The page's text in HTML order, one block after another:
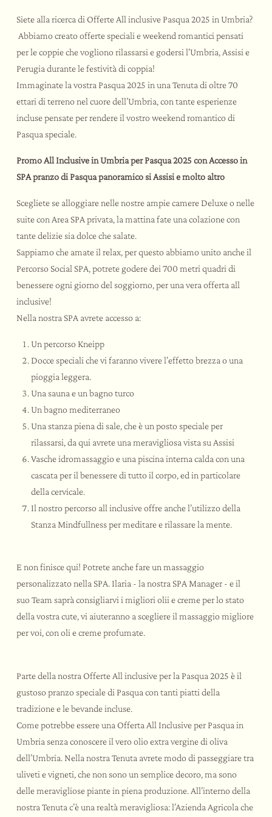
Rituali di benessere
Palestra
Matrimoni ed eventi
Le esperienze
Bike Hotel
Attività e sport
Assaggi e corsi
Assisi e dintorni
Siete alla ricerca di Offerte All inclusive Pasqua 2025 in Umbria?
Abbiamo creato offerte speciali e weekend romantici pensati
per le coppie che vogliono rilassarsi e godersi l’Umbria, Assisi e
Perugia durante le festività di coppia!
Immaginate la vostra Pasqua 2025 in una Tenuta di oltre 70
ettari di terreno nel cuore dell’Umbria, con tante esperienze
incluse pensate per rendere il vostro weekend romantico di
Pasqua speciale.
Promo All Inclusive in Umbria per Pasqua 2025 con Accesso in
SPA pranzo di Pasqua panoramico si Assisi e molto altro
Scegliete se alloggiare nelle nostre ampie camere Deluxe o nelle
suite con Area SPA privata, la mattina fate una colazione con
tante delizie sia dolce che salate.
Sappiamo che amate il relax, per questo abbiamo unito anche il
Percorso Social SPA, potrete godere dei 700 metri quadri di
benessere ogni giorno del soggiorno, per una vera offerta all
inclusive!
Nella nostra SPA avrete accesso a:
Un percorso Kneipp
Docce speciali che vi faranno vivere l’effetto brezza o una
pioggia leggera.
Una sauna e un bagno turco
Un bagno mediterraneo
Una stanza piena di sale, che è un posto speciale per
rilassarsi, da qui avrete una meravigliosa vista su Assisi
Vasche idromassaggio e una piscina interna calda con una
cascata per il benessere di tutto il corpo, ed in particolare
della cervicale.
Il nostro percorso all inclusive offre anche l’utilizzo della
Stanza Mindfullness per meditare e rilassare la mente.
E non finisce qui! Potrete anche fare un massaggio
personalizzato nella SPA. Ilaria - la nostra SPA Manager - e il
suo Team saprà consigliarvi i migliori olii e creme per lo stato
della vostra cute, vi aiuteranno a scegliere il massaggio migliore
per voi, con oli e creme profumate.
Parte della nostra Offerte All inclusive per la Pasqua 2025 è il
gustoso pranzo speciale di Pasqua con tanti piatti della
tradizione e le bevande incluse.
Come potrebbe essere una Offerta All Inclusive per Pasqua in
Umbria senza conoscere il vero olio extra vergine di oliva
dell’Umbria. Nella nostra Tenuta avrete modo di passeggiare tra
uliveti e vigneti, che non sono un semplice decoro, ma sono
delle meravigliose piante in piena produzione. All’interno della
nostra Tenuta c’è una realtà meravigliosa: l’Azienda Agricola che